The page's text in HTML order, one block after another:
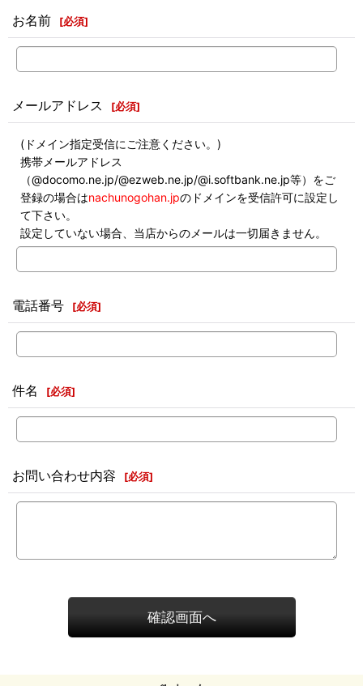
お名前 [必須]
メールアドレス [必須]
(ドメイン指定受信にご注意ください。)
携帯メールアドレス
（@docomo.ne.jp/@ezweb.ne.jp/@i.softbank.ne.jp等）をご
登録の場合はnachunogohan.jpのドメインを受信許可に設定し
て下さい。
設定していない場合、当店からのメールは一切届きません。
電話番号 [必須]
件名 [必須]
お問い合わせ内容 [必須]
確認画面へ